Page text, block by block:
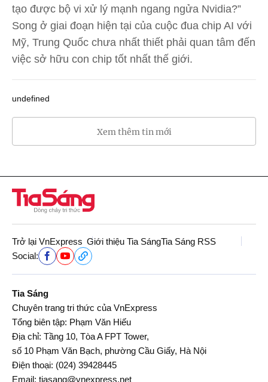
tạo được bộ vi xử lý mạnh ngang ngửa Nvidia?”
Song ở giai đoạn hiện tại của cuộc đua chip AI với
Mỹ, Trung Quốc chưa nhất thiết phải quan tâm đến
việc sở hữu con chip tốt nhất thế giới.
undefined
Xem thêm tin mới
Trở lại VnExpress Giới thiệu Tia SángTia Sáng RSS
Social:
Tia Sáng
Chuyên trang tri thức của VnExpress
Tổng biên tập: Phạm Văn Hiếu
Địa chỉ: Tầng 10, Tòa A FPT Tower,
số 10 Phạm Văn Bạch, phường Cầu Giấy, Hà Nội
Điện thoại: (024) 39428445
Email: tiasang@vnexpress.net